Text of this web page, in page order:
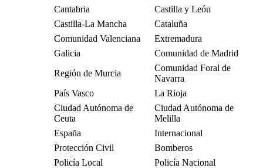
Cantabria
Castilla y León
Castilla-La Mancha
Cataluña
Comunidad Valenciana
Extremadura
Galicia
Comunidad de Madrid
Región de Murcia
Comunidad Foral de
Navarra
País Vasco
La Rioja
Ciudad Autónoma de
Ceuta
Ciudad Autónoma de
Melilla
España
Internacional
Protección Civil
Bomberos
Policía Local
Policía Nacional